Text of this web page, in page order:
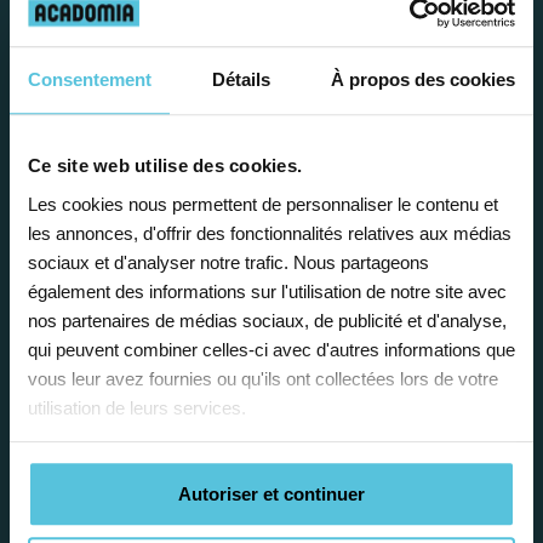
Consentement Détails À propos des cookies
Ce site web utilise des cookies.
Les cookies nous permettent de personnaliser le contenu et
les annonces, d'offrir des fonctionnalités relatives aux médias
sociaux et d'analyser notre trafic. Nous partageons
également des informations sur l'utilisation de notre site avec
nos partenaires de médias sociaux, de publicité et d'analyse,
qui peuvent combiner celles-ci avec d'autres informations que
vous leur avez fournies ou qu'ils ont collectées lors de votre
utilisation de leurs services.
Autoriser et continuer
présente de
avantages
Enseignez près de chez vous, selon
vos horaires
Afin de garantir le meilleur
accompagnement, nous organisons votre
emploi du temps en fonction de votre profil,
vos disponibilités et votre flexibilité.